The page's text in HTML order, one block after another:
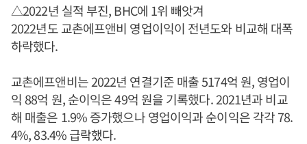
△2022년 실적 부진, BHC에 1위 빼앗겨
2022년도 교촌에프앤비 영업이익이 전년도와 비교해 대폭
하락했다.
교촌에프앤비는 2022년 연결기준 매출 5174억 원, 영업이
익 88억 원, 순이익은 49억 원을 기록했다. 2021년과 비교
해 매출은 1.9% 증가했으나 영업이익과 순이익은 각각 78.
4%, 83.4% 급락했다.